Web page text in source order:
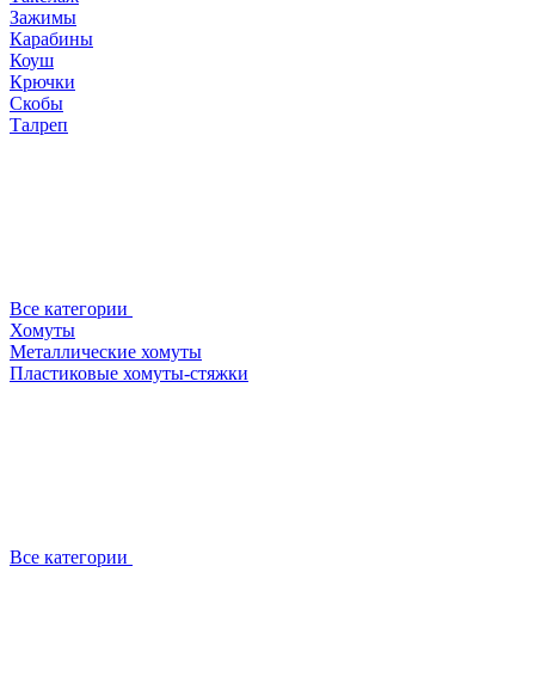
Зажимы
Карабины
Коуш
Крючки
Скобы
Талреп
Все категории
Хомуты
Металлические хомуты
Пластиковые хомуты-стяжки
Все категории